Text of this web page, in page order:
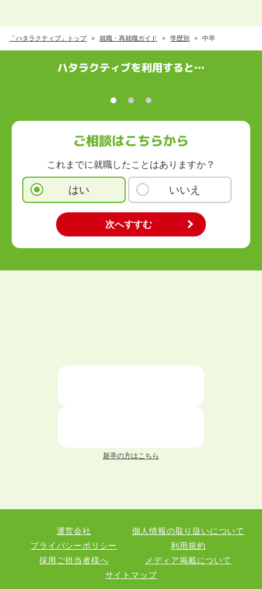
「ハタラクティブ」トップ 就職・再就職ガイド 学歴別 中卒
ハタラクティブを利用すると…
ご相談はこちらから
これまでに就職したことはありますか？
はい いいえ
新卒の方はこちら
運営会社
個人情報の取り扱いについて
プライバシーポリシー
利用規約
採用ご担当者様へ
メディア掲載について
サイトマップ